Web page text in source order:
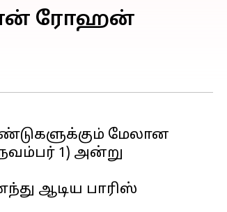
ரோஹன்
மேலான
1) அன்று
ஆடிய பாரிஸ்